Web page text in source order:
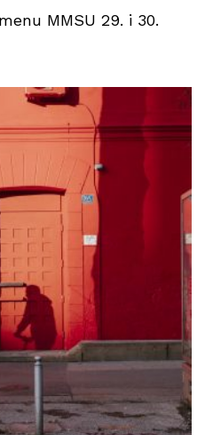
MMSU 29. i 30.